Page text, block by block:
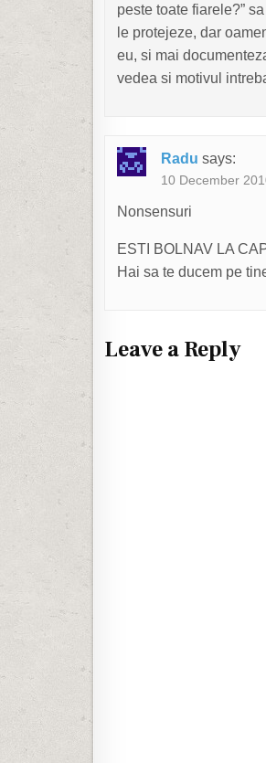
peste toate fiarele?”
le protejeze, dar
eu, si mai
vedea si motivul
Radu says:
10 December
Nonsensuri
ESTI BOLNAV LA
Hai sa te ducem pe
Leave a Reply